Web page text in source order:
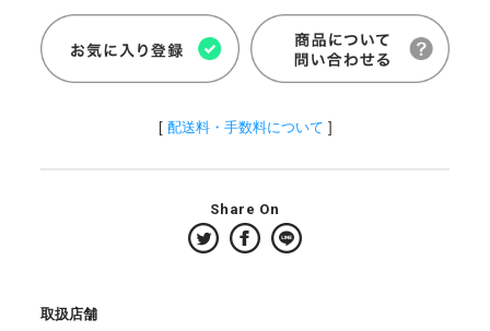
[ 配送料・手数料について ]
Share On
取扱店舗